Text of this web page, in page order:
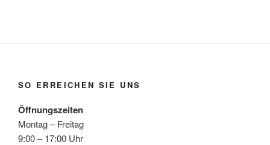
SO ERREICHEN SIE UNS
Öffnungszeiten
Montag – Freitag
9:00 – 17:00 Uhr